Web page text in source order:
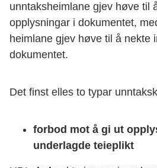
unntaksheimlane gjev høve til
opplysningar i dokumentet,
heimlane gjev høve til å nekte
dokumentet.
Det finst elles to typar
forbod mot å gi ut
underlagde teieplikt